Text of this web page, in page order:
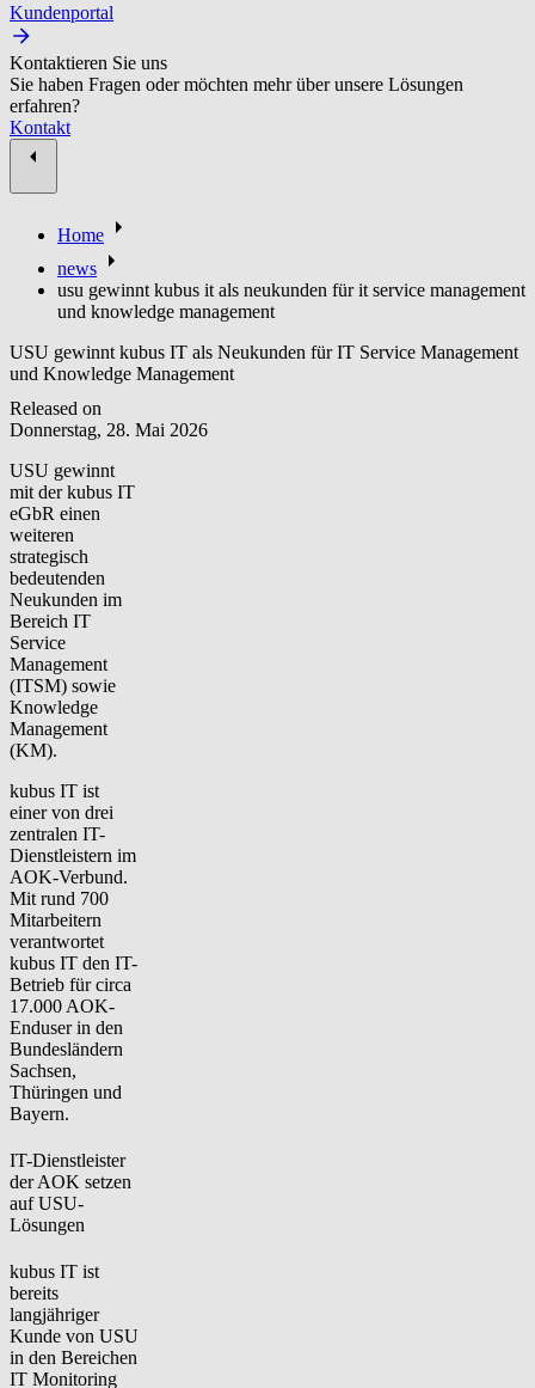
Kundenportal
Kontaktieren Sie uns
Sie haben Fragen oder möchten mehr über unsere Lösungen
erfahren?
Kontakt
Home
news
usu gewinnt kubus it als neukunden für it service management
und knowledge management
USU gewinnt kubus IT als Neukunden für IT Service Management
und Knowledge Management
Released on
Donnerstag, 28. Mai 2026
USU gewinnt
mit der kubus IT
eGbR einen
weiteren
strategisch
bedeutenden
Neukunden im
Bereich IT
Service
Management
(ITSM) sowie
Knowledge
Management
(KM).
kubus IT ist
einer von drei
zentralen IT-
Dienstleistern im
AOK-Verbund.
Mit rund 700
Mitarbeitern
verantwortet
kubus IT den IT-
Betrieb für circa
17.000 AOK-
Enduser in den
Bundesländern
Sachsen,
Thüringen und
Bayern.
IT-Dienstleister
der AOK setzen
auf USU-
Lösungen
kubus IT ist
bereits
langjähriger
Kunde von USU
in den Bereichen
IT Monitoring